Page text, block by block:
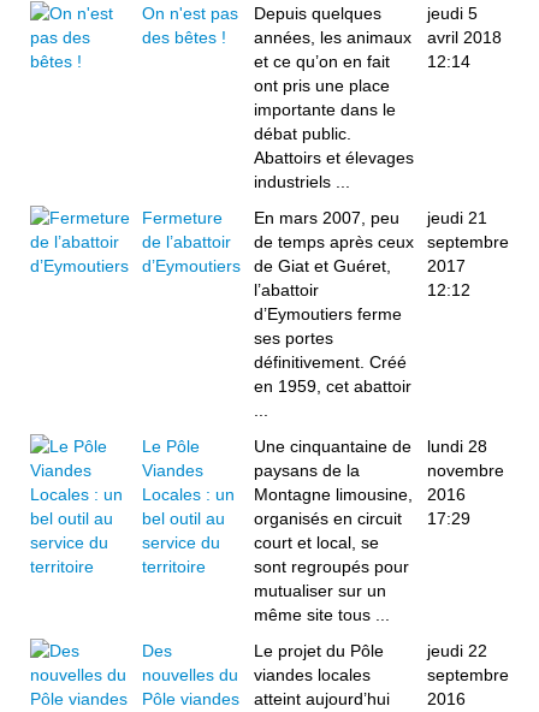
On n'est pas
des bêtes !
Depuis quelques
années, les animaux
et ce qu’on en fait
ont pris une place
importante dans le
débat public.
Abattoirs et élevages
industriels ...
jeudi 5
avril 2018
12:14
Fermeture
de l’abattoir
d’Eymoutiers
En mars 2007, peu
de temps après ceux
de Giat et Guéret,
l’abattoir
d’Eymoutiers ferme
ses portes
définitivement. Créé
en 1959, cet abattoir
jeudi 21
septembre
2017
12:12
Le Pôle
Viandes
Locales : un
bel outil au
service du
territoire
Une cinquantaine de
paysans de la
Montagne limousine,
organisés en circuit
court et local, se
sont regroupés pour
mutualiser sur un
même site tous ...
lundi 28
novembre
2016
17:29
Des
nouvelles du
Pôle viandes
Le projet du Pôle
viandes locales
atteint aujourd’hui
jeudi 22
septembre
2016